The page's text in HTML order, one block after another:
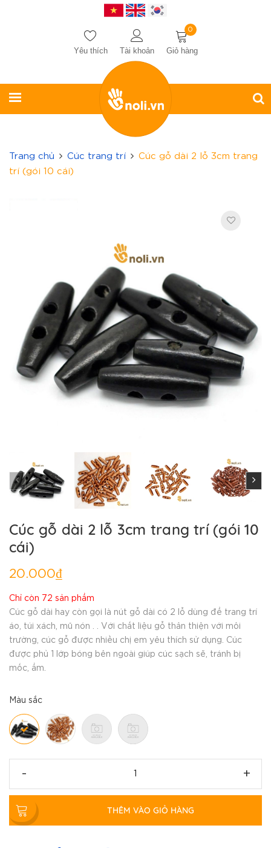
0
Giỏ hàng
Tài khoản
Yêu thích
Trang chủ Cúc trang trí
Cúc gỗ dài 2 lỗ 3cm trang
trí (gói 10 cái)
Cúc gỗ dài 2 lỗ 3cm trang trí (gói 10
cái)
20.000₫
Chỉ còn 72 sản phẩm
Cúc gỗ dài hay còn gọi là nút gỗ dài có 2 lỗ dùng để trang trí
áo, túi xách, mũ nón . . Với chất liệu gỗ thân thiện với môi
trường, cúc gỗ được nhiều chị em yêu thích sử dụng. Cúc
được phủ 1 lớp bóng bên ngoài giúp cúc sạch sẽ, tránh bị
mốc, ẩm.
Màu sắc
- +
THÊM VÀO GIỎ HÀNG